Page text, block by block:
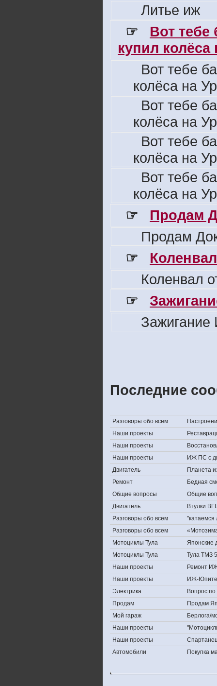
Литье иж
☞
Вот
купил колёса
Вот тебе
колёса на
Вот тебе
колёса на
Вот тебе
колёса на
Вот тебе
колёса на
☞
Продам
Продам
☞
Коленвал
☞
Последние
Разговоры обо всем
Наши проекты
Наши проекты
Наши проекты
ИЖ ПС с
Двигатель
Планета
Ремонт
Бедная
Общие вопросы
Общие
Двигатель
Втулки
Разговоры обо всем
Разговоры обо всем
Мотоциклы Тула
Японские
Мотоциклы Тула
Тула ТМЗ
Наши проекты
Ремонт
Наши проекты
ИЖ-
Электрика
Вопрос по
Продам
Продам
Мой гараж
Берлога/
Наши проекты
Наши проекты
Автомобили
Покупка